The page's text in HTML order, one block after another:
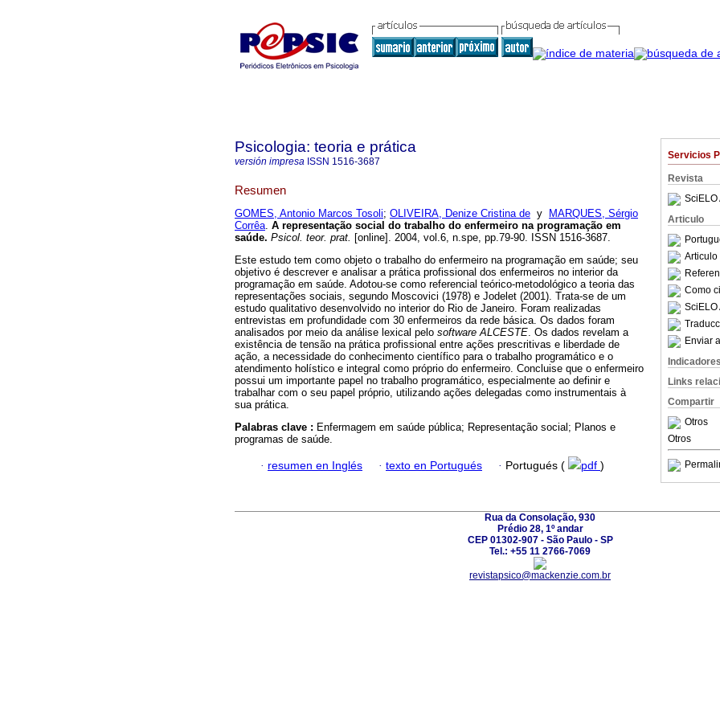
Servicios
Revista
SciELO
Articulo
Articulo
Como
SciELO
Enviar
Indicadores
Links
Compartir
Otros
Otros
Psicologia: teoria e prática
versión impresa ISSN 1516-3687
Resumen
GOMES, Antonio Marcos Tosoli; OLIVEIRA, Denize Cristina de y
MARQUES, Sérgio
Corrêa. A representação social do trabalho do enfermeiro na programação em
saúde. Psicol. teor. prat. [online]. 2004, vol.6, n.spe, pp.79-90. ISSN 1516-3687.
Este estudo tem como objeto o trabalho do enfermeiro na programação em saúde; seu
objetivo é descrever e analisar a prática profissional dos enfermeiros no interior da
programação em saúde. Adotou-se como referencial teórico-metodológico a teoria das
representações sociais, segundo Moscovici (1978) e Jodelet (2001). Trata-se de um
estudo qualitativo desenvolvido no interior do Rio de Janeiro. Foram realizadas
entrevistas em profundidade com 30 enfermeiros da rede básica. Os dados foram
analisados por meio da análise lexical pelo software ALCESTE. Os dados revelam a
existência de tensão na prática profissional entre ações prescritivas e liberdade de
ação, a necessidade do conhecimento científico para o trabalho programático e o
atendimento holístico e integral como próprio do enfermeiro. Concluise que o enfermeiro
possui um importante papel no trabalho programático, especialmente ao definir e
trabalhar com o seu papel próprio, utilizando ações delegadas como instrumentais à
sua prática.
Palabras clave : Enfermagem em saúde pública; Representação social; Planos e
programas de saúde.
· resumen en Inglés · texto en Portugués · Portugués ( pdf )
Rua da Consolação, 930
Prédio 28, 1º andar
CEP 01302-907 - São Paulo - SP
Tel.: +55 11 2766-7069
revistapsico@mackenzie.com.br